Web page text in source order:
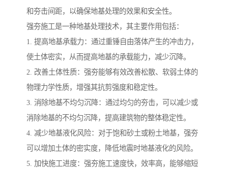
和夯击间距，以确保地基处理的效果和安全性。
强夯施工是一种地基处理技术，其主要作用包括：
1. 提高地基承载力：通过重锤自由落体产生的冲击力，
使土体密实，从而提高地基的承载能力，减少沉降。
2. 改善土体性质：强夯能够有效改善松散、软弱土体的
物理力学性质，增强其抗剪强度和稳定性。
3. 消除地基不均匀沉降：通过均匀的夯击，可以减少或
消除地基的不均匀沉降，提高建筑物的整体稳定性。
4. 减少地基液化风险：对于饱和砂土或粉土地基，强夯
可以增加土体的密实度，降低地震时地基液化的风险。
5. 加快施工进度：强夯施工速度快，效率高，能够缩短